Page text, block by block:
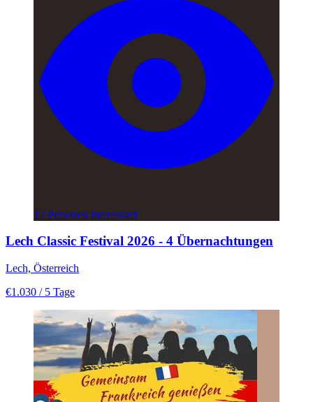
12 Personen interessiert
Lech Classic Festival 2026 - 4 Übernachtungen
Lech, Österreich
€1.030 / 5 Tage